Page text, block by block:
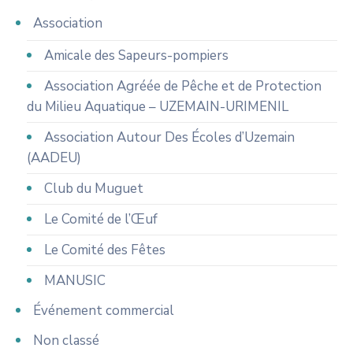
Association
Amicale des Sapeurs-pompiers
Association Agréée de Pêche et de Protection
du Milieu Aquatique – UZEMAIN-URIMENIL
Association Autour Des Écoles d’Uzemain
(AADEU)
Club du Muguet
Le Comité de l’Œuf
Le Comité des Fêtes
MANUSIC
Événement commercial
Non classé